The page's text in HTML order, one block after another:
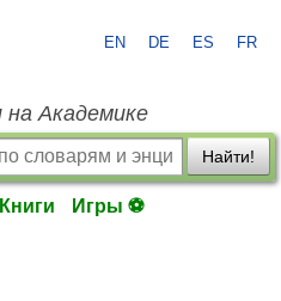
EN DE ES FR
на Академике
Найти!
Книги Игры ⚽